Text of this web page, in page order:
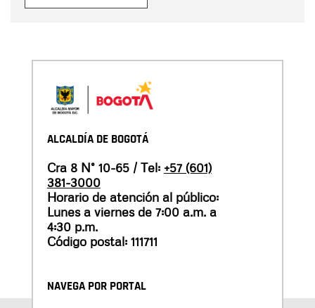
ALCALDÍA DE BOGOTÁ
Cra 8 N° 10-65 / Tel: +57 (601)
381-3000
Horario de atención al público:
Lunes a viernes de 7:00 a.m. a
4:30 p.m.
Código postal: 111711
NAVEGA POR PORTAL